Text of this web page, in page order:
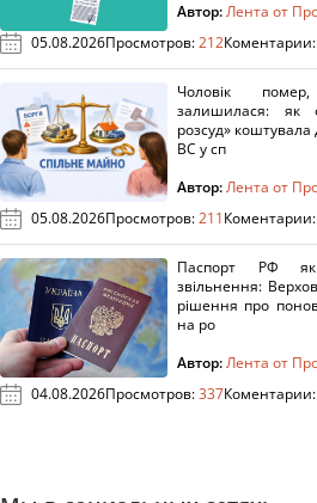
Автор:Лента от
05.08.2026Просмотров:212Коментарии:
Чоловік
залишилася: як
розсуд»
ВС у сп
Автор:Лента от
05.08.2026Просмотров:211Коментарии:
Паспорт РФ
звільнення:
рішення про
на ро
Автор:Лента от
04.08.2026Просмотров:337Коментарии: